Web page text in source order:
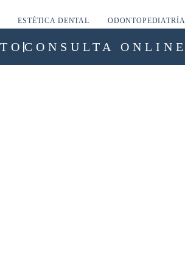
ESTÉTICA DENTAL ODONTOPEDIATRÍA
CONSULTA ONLINE